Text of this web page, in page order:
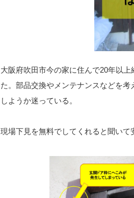
大阪府吹田市今の家に住んで20年以
た。部品交換やメンテナンスなどを
しようか迷っている。
現場下見を無料でしてくれると聞いて